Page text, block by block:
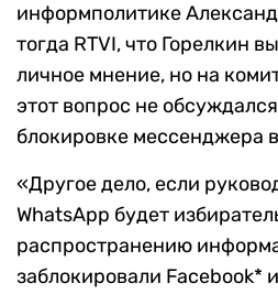
информполитике
тогда RTVI, что Горелкин
личное мнение, но на
этот вопрос не
блокировке мессенджера
«Другое дело, если
WhatsApp будет
распространению
заблокировали Facebook*